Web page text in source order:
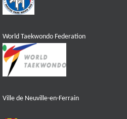
World Taekwondo Federation
Ville de Neuville-en-Ferrain